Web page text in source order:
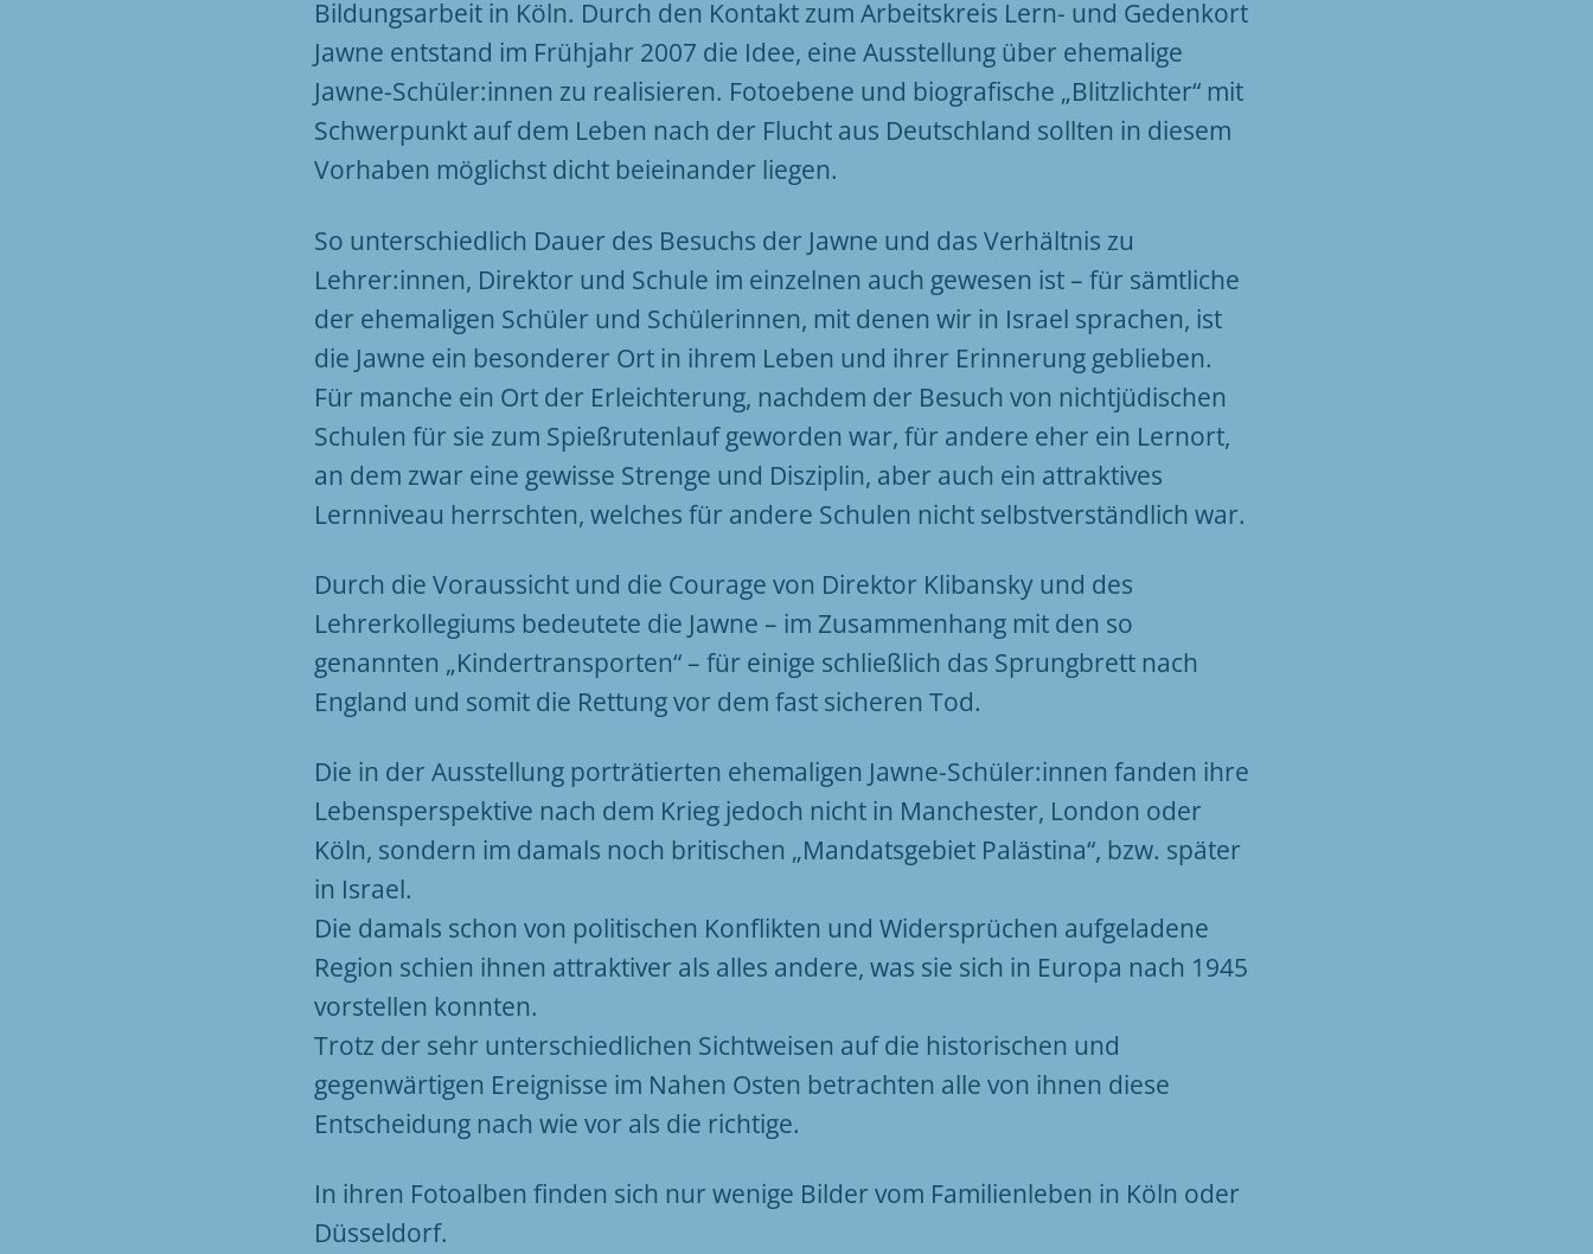
Bildungsarbeit in Köln. Durch den Kontakt zum Arbeitskreis Lern- und Gedenkort
Jawne entstand im Frühjahr 2007 die Idee, eine Ausstellung über ehemalige
Jawne-Schüler:innen zu realisieren. Fotoebene und biografische „Blitzlichter“ mit
Schwerpunkt auf dem Leben nach der Flucht aus Deutschland sollten in diesem
Vorhaben möglichst dicht beieinander liegen.
So unterschiedlich Dauer des Besuchs der Jawne und das Verhältnis zu
Lehrer:innen, Direktor und Schule im einzelnen auch gewesen ist – für sämtliche
der ehemaligen Schüler und Schülerinnen, mit denen wir in Israel sprachen, ist
die Jawne ein besonderer Ort in ihrem Leben und ihrer Erinnerung geblieben.
Für manche ein Ort der Erleichterung, nachdem der Besuch von nichtjüdischen
Schulen für sie zum Spießrutenlauf geworden war, für andere eher ein Lernort,
an dem zwar eine gewisse Strenge und Disziplin, aber auch ein attraktives
Lernniveau herrschten, welches für andere Schulen nicht selbstverständlich war.
Durch die Voraussicht und die Courage von Direktor Klibansky und des
Lehrerkollegiums bedeutete die Jawne – im Zusammenhang mit den so
genannten „Kindertransporten“ – für einige schließlich das Sprungbrett nach
England und somit die Rettung vor dem fast sicheren Tod.
Die in der Ausstellung porträtierten ehemaligen Jawne-Schüler:innen fanden ihre
Lebensperspektive nach dem Krieg jedoch nicht in Manchester, London oder
Köln, sondern im damals noch britischen „Mandatsgebiet Palästina“, bzw. später
in Israel.
Die damals schon von politischen Konflikten und Widersprüchen aufgeladene
Region schien ihnen attraktiver als alles andere, was sie sich in Europa nach 1945
vorstellen konnten.
Trotz der sehr unterschiedlichen Sichtweisen auf die historischen und
gegenwärtigen Ereignisse im Nahen Osten betrachten alle von ihnen diese
Entscheidung nach wie vor als die richtige.
In ihren Fotoalben finden sich nur wenige Bilder vom Familienleben in Köln oder
Düsseldorf.